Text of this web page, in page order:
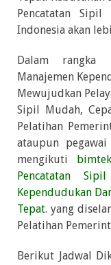
Pencatatan
Indonesia akan
Dalam rangka
Manajemen
Mewujudkan
Sipil Mudah,
Pelatihan
ataupun
mengikuti
Pencatatan
Kependudukan
Tepat. yang
Pelatihan
Berikut Jadwal